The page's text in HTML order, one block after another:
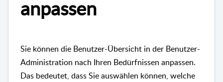
anpassen
Sie können die Benutzer-Übersicht in der Benutzer-
Administration nach Ihren Bedürfnissen anpassen.
Das bedeutet, dass Sie auswählen können, welche